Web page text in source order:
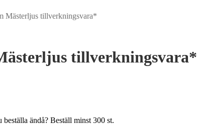
Mästerljus tillverkningsvara*
tillverkningsvara*
ändå? Beställ minst 300 st.